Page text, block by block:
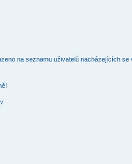
na seznamu uživatelů nacházejících se